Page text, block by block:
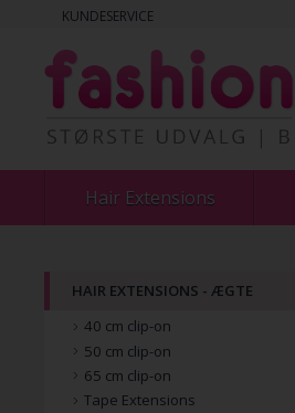
KUNDESERVICE
Hair Extensions
HAIR EXTENSIONS - ÆGTE
40 cm clip-on
50 cm clip-on
65 cm clip-on
Tape Extensions